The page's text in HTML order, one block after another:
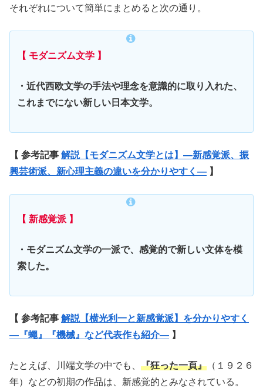
それぞれについて簡単にまとめると次の通り。
【 モダニズム文学 】
・近代西欧文学の手法や理念を意識的に取り入れた、
これまでにない新しい日本文学。
【 参考記事 解説【モダニズム文学とは】—新感覚派、振
興芸術派、新心理主義の違いを分かりやすく— 】
【 新感覚派 】
・モダニズム文学の一派で、感覚的で新しい文体を模
索した。
【 参考記事 解説【横光利一と新感覚派】を分かりやすく
—『蠅』『機械』など代表作も紹介— 】
たとえば、川端文学の中でも、 『狂った一頁』 （１９２６
年）などの初期の作品は、新感覚的とみなされている。